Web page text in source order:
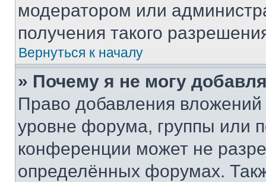
модератором или
получения такого
Вернуться к началу
» Почему я не могу
Право добавления
уровне форума, группы или
конференции может не
определённых форумах.